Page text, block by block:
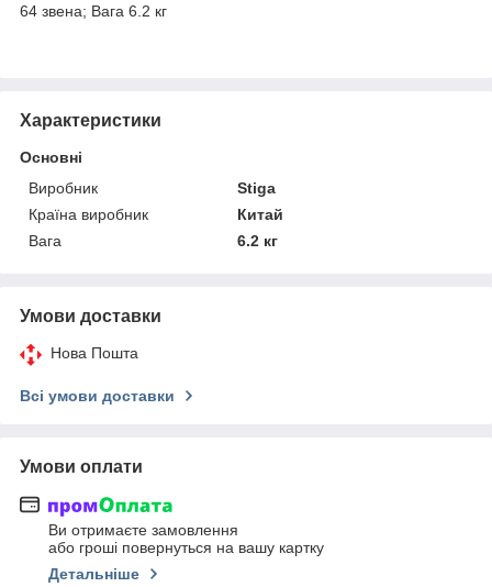
64 звена; Вага 6.2 кг
Характеристики
Основні
Виробник
Stiga
Країна виробник
Китай
Вага
6.2 кг
Умови доставки
Нова Пошта
Всі умови доставки
Умови оплати
Ви отримаєте замовлення
або гроші повернуться на вашу картку
Детальніше